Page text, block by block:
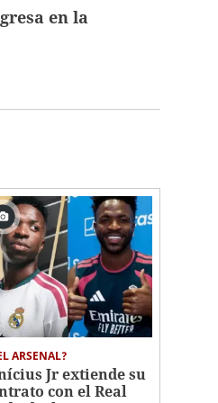
en la
ARSENAL?
Jr extiende su
con el Real